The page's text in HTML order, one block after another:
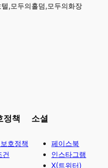
,모두의홀덤,모두의화장
정책
호정책
건
소셜
페이스북
인스타그램
X(트위터)